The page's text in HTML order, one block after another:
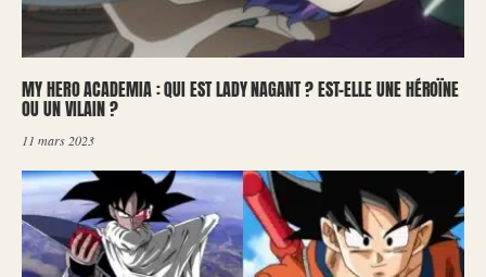
MY HERO ACADEMIA : QUI EST LADY NAGANT ? EST-ELLE UNE HÉROÏNE
OU UN VILAIN ?
11 mars 2023